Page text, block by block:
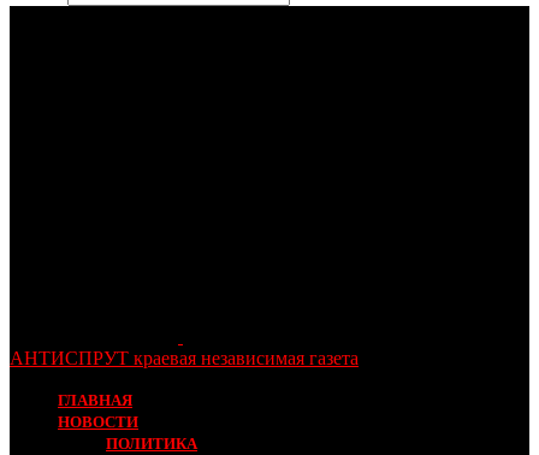
АНТИСПРУТ краевая независимая газета
ГЛАВНАЯ
НОВОСТИ
ПОЛИТИКА